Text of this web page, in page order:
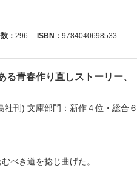
： 296 ISBN： 9784040698533
青春作り直しストーリー、
社刊) 文庫部門：新作４位・総合６
べき道を捻じ曲げた。